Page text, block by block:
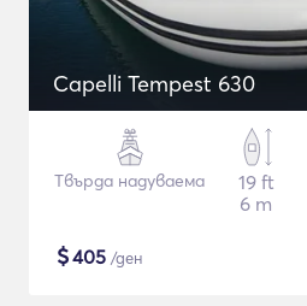
Capelli Tempest 630
Твърда надуваема
19 ft
6 m
$405 /ден